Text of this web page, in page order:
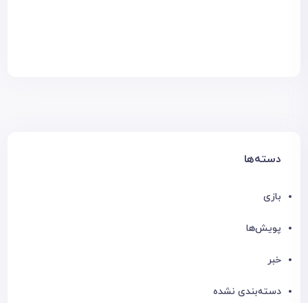
دسته‌ها
بازی
پویش‌ها
خبر
دسته‌بندی نشده